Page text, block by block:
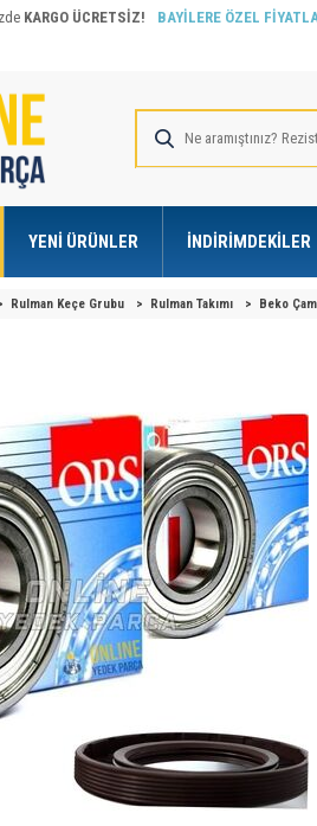
KARGO ÜCRETSİZ! BAYİLERE ÖZEL
YENI ÜRÜNLER İNDIRIMDEKILER
Rulman Keçe Grubu > Rulman Takımı > Beko